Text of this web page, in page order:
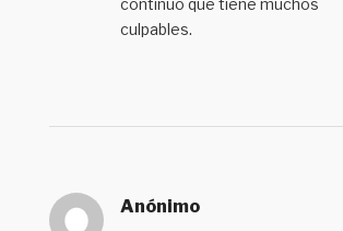
culpables.
Anónimo